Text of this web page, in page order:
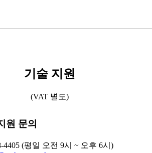
기술 지원
(VAT 별도)
원 문의
4405 (평일 오전 9시 ~ 오후 6시)